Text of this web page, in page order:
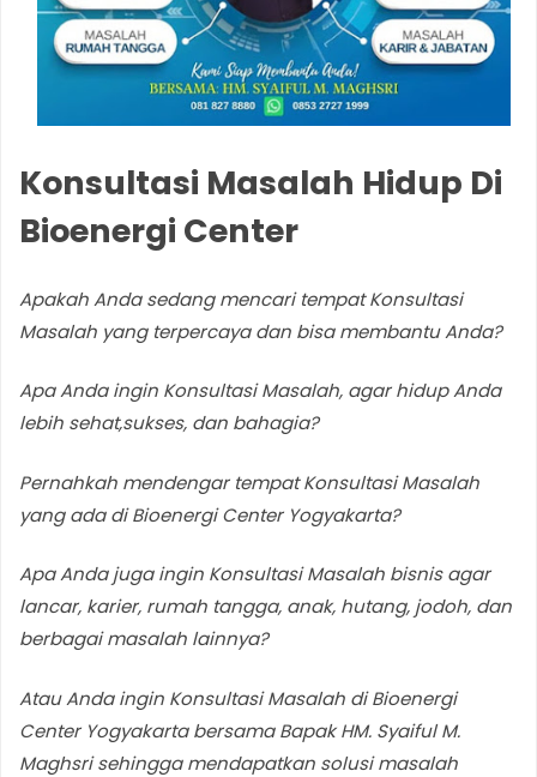
Konsultasi Masalah Hidup Di
Bioenergi Center
Apakah Andasedang mencari tempat Konsultasi
Masalah yang terpercaya dan bisa membantu Anda?
Apa Anda ingin Konsultasi Masalah, agar hidup Anda
lebih sehat,sukses, dan bahagia?
Pernahkah mendengar tempat Konsultasi Masalah
yang ada di Bioenergi Center Yogyakarta?
Apa Anda juga ingin Konsultasi Masalah bisnis agar
lancar, karier, rumah tangga, anak, hutang, jodoh, dan
berbagai masalah lainnya?
Atau Anda ingin Konsultasi Masalah di Bioenergi
Center Yogyakarta bersama Bapak HM. Syaiful M.
Maghsri sehingga mendapatkan solusi masalah